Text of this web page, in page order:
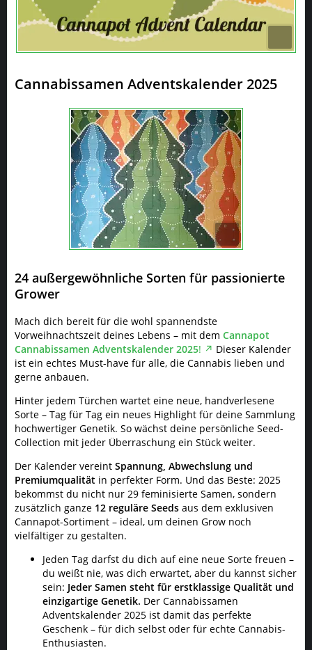
Cannabissamen Adventskalender 2025
24 außergewöhnliche Sorten für passionierte
Grower
Mach dich bereit für die wohl spannendste
Vorweihnachtszeit deines Lebens – mit dem Cannapot
Cannabissamen Adventskalender 2025!
Dieser Kalender
ist ein echtes Must-have für alle, die Cannabis lieben und
gerne anbauen.
Hinter jedem Türchen wartet eine neue, handverlesene
Sorte – Tag für Tag ein neues Highlight für deine Sammlung
hochwertiger Genetik. So wächst deine persönliche Seed-
Collection mit jeder Überraschung ein Stück weiter.
Der Kalender vereint Spannung, Abwechslung und
Premiumqualität in perfekter Form. Und das Beste: 2025
bekommst du nicht nur 29 feminisierte Samen, sondern
zusätzlich ganze 12 reguläre Seeds aus dem exklusiven
Cannapot-Sortiment – ideal, um deinen Grow noch
vielfältiger zu gestalten.
Jeden Tag darfst du dich auf eine neue Sorte freuen –
du weißt nie, was dich erwartet, aber du kannst sicher
sein: Jeder Samen steht für erstklassige Qualität und
einzigartige Genetik. Der Cannabissamen
Adventskalender 2025 ist damit das perfekte
Geschenk – für dich selbst oder für echte Cannabis-
Enthusiasten.